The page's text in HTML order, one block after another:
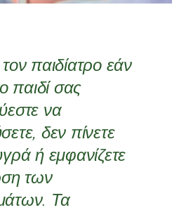
παιδίατρο εάν
παιδί σας
να
δεν πίνετε
ή εμφανίζετε
των
Τα